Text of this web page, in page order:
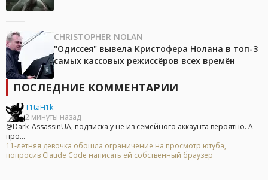
CHRISTOPHER NOLAN
"Одиссея" вывела Кристофера Нолана в топ-3
самых кассовых режиссёров всех времён
ПОСЛЕДНИЕ КОММЕНТАРИИ
T1taH1k
2 минуты назад
@Dark_AssassinUA, подписка у не из семейного аккаунта вероятно. А
про...
11-летняя девочка обошла ограничение на просмотр ютуба,
попросив Claude Code написать ей собственный браузер